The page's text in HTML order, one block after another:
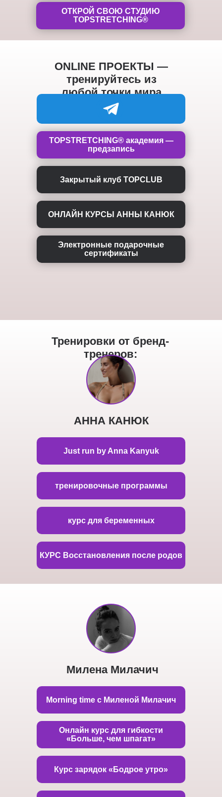
ОТКРОЙ СВОЮ СТУДИЮ
TOPSTRETCHING®
ONLINE ПРОЕКТЫ —
тренируйтесь из
любой точки мира
Закрытый клуб TOPCLUB
Электронные подарочные
сертификаты
ОНЛАЙН КУРСЫ АННЫ КАНЮК
TOPSTRETCHING® академия —
предзапись
тренировочные программы
Тренировки от бренд-
тренеров:
АННА КАНЮК
курс для беременных
КУРС Восстановления после родов
Just run by Anna Kanyuk
Онлайн курс для гибкости
«Больше, чем шпагат»
Милена Милачич
Курс зарядок «Бодрое утро»
Morning time с Миленой Милачич